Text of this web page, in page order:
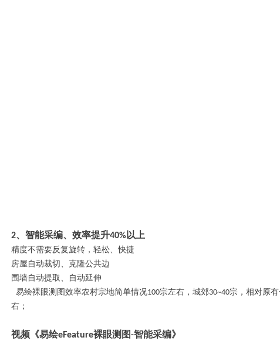
2、智能采编、效率提升40%以上
精度不需要反复旋转，轻松、快捷
房屋自动裁切、克隆公共边
围墙自动提取、自动延伸
易绘裸眼测图效率农村宗地简单情况100宗左右，城郊30~40宗，相对原
右；
视频《易绘eFeature裸眼测图-智能采编》